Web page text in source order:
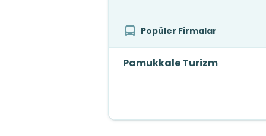
Popüler Firmalar
Pamukkale Turizm